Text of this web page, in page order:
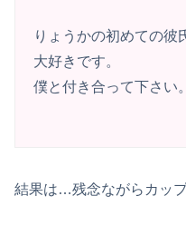
りょうかの初めての彼
大好きです。
僕と付き合って下さい。
結果は…残念ながらカップ